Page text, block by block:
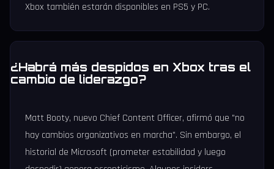
Xbox también estarán disponibles en PS5 y PC.
¿Habrá más despidos en Xbox tras el
cambio de liderazgo?
Matt Booty, nuevo Chief Content Officer, afirmó que "no
hay cambios organizativos en marcha". Sin embargo, el
historial de Microsoft (prometer estabilidad y luego